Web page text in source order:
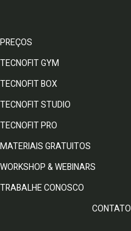
PREÇOS
TECNOFIT GYM
TECNOFIT BOX
TECNOFIT STUDIO
TECNOFIT PRO
MATERIAIS GRATUITOS
WORKSHOP & WEBINARS
TRABALHE CONOSCO
CONTATO